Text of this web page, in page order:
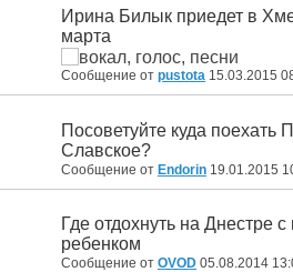
Ирина Билык приедет в
марта
Сообщение от pustota 15.03.2015
Посоветуйте куда поехать
Славское?
Сообщение от Endorin 19.01.2015
Где отдохнуть на Днестре
ребенком
Сообщение от OVOD 05.08.2014